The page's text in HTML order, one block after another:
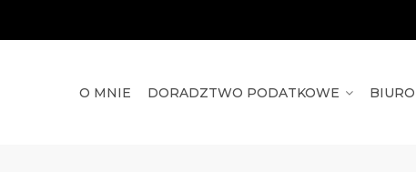
O MNIE DORADZTWO PODATKOWE